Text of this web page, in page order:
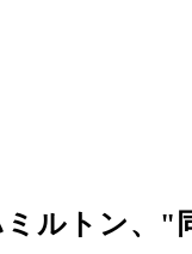
ミルトン、"